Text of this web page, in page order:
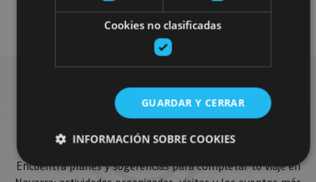
Visitas guiadas
Busca más planes
Encuentra planes y sugerencias para completar tu viaje en
Cookies no clasificadas
GUARDAR Y CERRAR
INFORMACIÓN SOBRE COOKIES